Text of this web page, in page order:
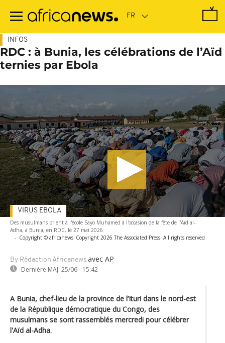
contenu
INFOS
RDC : à Bunia, les célébrations de l’Aïd
ternies par Ebola
Des musulmans prient à l'école Sayo Muhamed à l'occasion de la fête de l'Aïd al-
Adha, à Bunia, en RDC, le 27 mai 2026
- Copyright © africanews Copyright 2026 The Associated Press. All rights reserved
By Rédaction Africanews avec AP
Dernière MAJ: 25/06 - 15:42
VIRUS EBOLA
A Bunia, chef-lieu de la province de l’Ituri dans le nord-est
de la République démocratique du Congo, des
musulmans se sont rassemblés mercredi pour célébrer
l'Aïd al-Adha.